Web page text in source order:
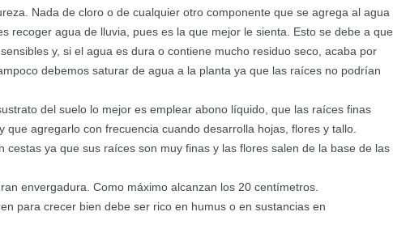
Nada de cloro o de cualquier otro componente que se agrega al agua
recoger agua de lluvia, pues es la que mejor le sienta. Esto se debe a que
y, si el agua es dura o contiene mucho residuo seco, acaba por
debemos saturar de agua a la planta ya que las raíces no podrían
del suelo lo mejor es emplear abono líquido, que las raíces finas
que agregarlo con frecuencia cuando desarrolla hojas, flores y tallo.
cestas ya que sus raíces son muy finas y las flores salen de la base de las
envergadura. Como máximo alcanzan los 20 centímetros.
para crecer bien debe ser rico en humus o en sustancias en